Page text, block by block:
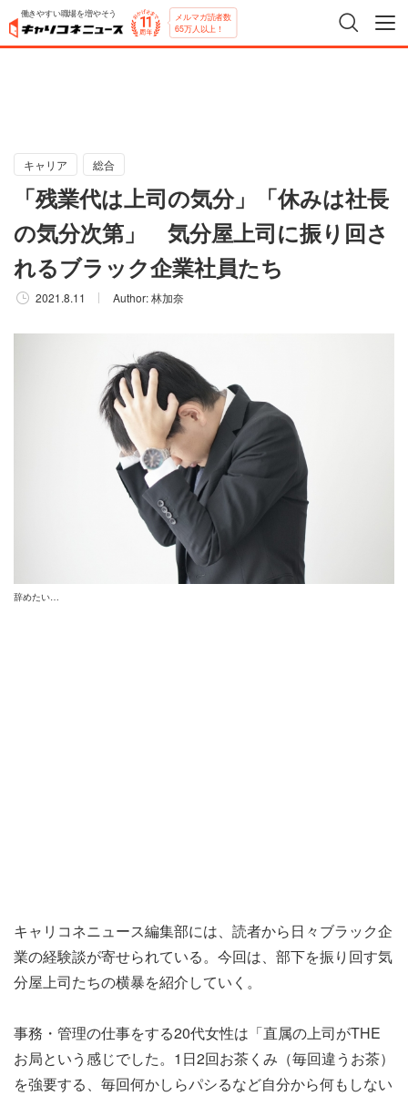
働きやすい職場を増やそう メルマガ読者数
65万人以上！
キャリア 総合
「残業代は上司の気分」「休みは社長
の気分次第」 気分屋上司に振り回さ
れるブラック企業社員たち
2021.8.11 Author:林加奈
辞めたい…
キャリコネニュース編集部には、読者から日々ブラック企
業の経験談が寄せられている。今回は、部下を振り回す気
分屋上司たちの横暴を紹介していく。
事務・管理の仕事をする20代女性は「直属の上司がTHE
お局という感じでした。1日2回お茶くみ（毎回違うお茶）
を強要する、毎回何かしらパシるなど自分から何もしない